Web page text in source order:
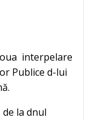
interpelare
Publice d-lui
de la dnul